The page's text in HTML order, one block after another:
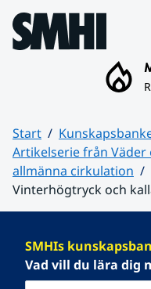
Hoppa till sidans innehåll
Start
Artikelserie från
allmänna cirkulation
Vinterhögtryck och
SMHIs
Vad vill du lära dig